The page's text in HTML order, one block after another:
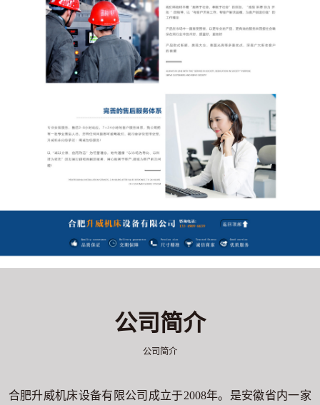
公司简介
公司简介
合肥升威机床设备有限公司成立于2008年。是安徽省内一家